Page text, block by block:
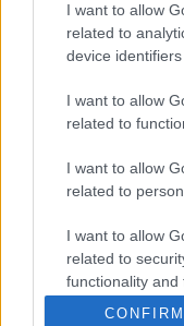
I want to allow
related to
device
I want to allow
related to
I want to allow
related to
I want to allow
related to
functionality
user protection.
CONFIRM
Hadik András
Mitropa Kupa
Facebook